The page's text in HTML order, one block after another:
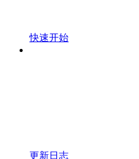
快速开始
更新日志